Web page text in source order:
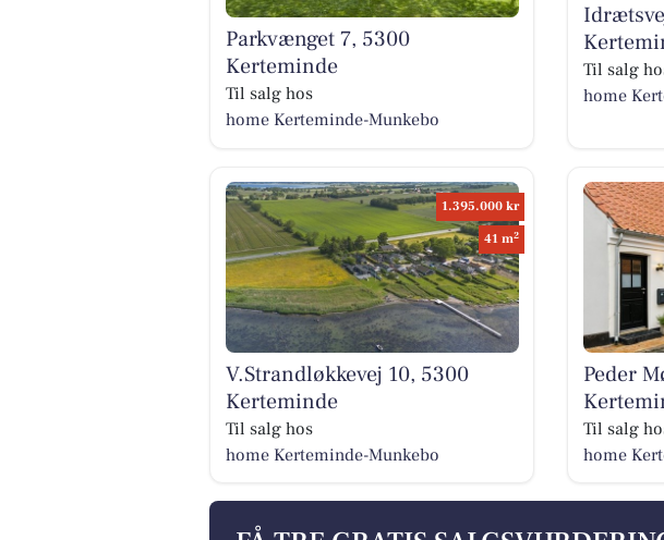
Parkvænget 7, 5300
Kerteminde
Til salg hos
home Kerteminde-Munkebo
Til salg
home
1.395.000 kr
41 m2
V.Strandløkkevej 10, 5300
Kerteminde
Til salg hos
home Kerteminde-Munkebo
Peder
Til salg
home